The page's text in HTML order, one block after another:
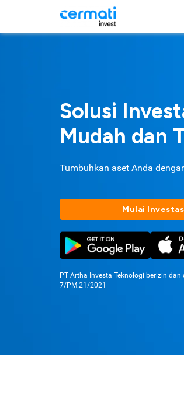
Solusi
Mudah dan
Tumbuhkan aset Anda
Mulai
PT Artha Investa Teknologi berizin
7/PM.21/2021